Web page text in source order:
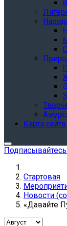
Карта сайта
Стартовая
Новости
«Давайте